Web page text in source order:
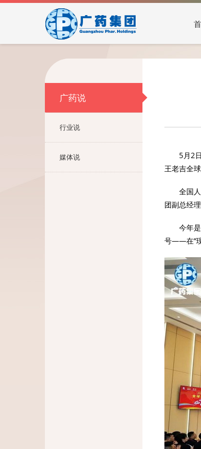
广药说
行业说
媒体说
5月2
王老吉全
全国
团副总经
今年
号——在“现